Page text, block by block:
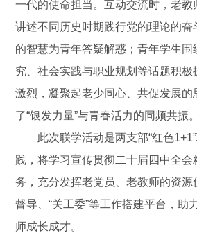
一代的使命担当。互动交流时，老教
讲述不同历史时期践行党的理论的奋
的智慧为青年答疑解惑；青年学生
究、社会实践与职业规划等话题积
激烈，凝聚起老少同心、共促发展的
了“银发力量”与青春活力的同频共振。
此次联学活动是两支部“红色
践，将学习宣传贯彻二十届四中全
务，充分发挥老党员、老教师的资源
督导、“关工委”等工作搭建平台，助
师成长成才。